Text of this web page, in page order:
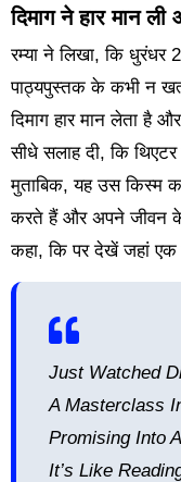
दिमाग ने हार मान
रम्या ने लिखा, कि धुरंधर
पाठ्यपुस्तक के कभी न
दिमाग हार मान लेता है
सीधे सलाह दी, कि
मुताबिक, यह उस किस्म
करते हैं और अपने जीवन
कहा, कि पर देखें जहां
Just Watched
A Masterclass
Promising Into
It’s Like